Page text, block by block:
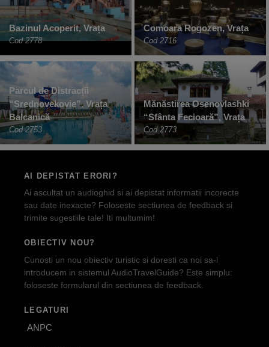
Bazinul Acoperit, Vrața
Cod 2778
Comoara Rogozen, Vrața
Cod 2716
Parcul de Distracții
“Srednovekovie”, Vrața
Balcanică
Cod 2753
Mănăstirea Osenovlashki
“Sfânta Fecioară”, Vrața
Cod 2773
AI DEPISTAT ERORI?
Ai ascultat un audioghid si ai depistat informatii incorecte
sau date inexacte? Foloseste sectiunea de feedback si
trimite sugestiile tale! Iti multumim!
OBIECTIV NOU?
Cunosti un nou obiectiv turistic si doresti ca noi sa-l
introducem in sistemul AudioTravelGuide? Este simplu:
foloseste formularul din sectiunea de feedback.
LEGATURI
ANPC